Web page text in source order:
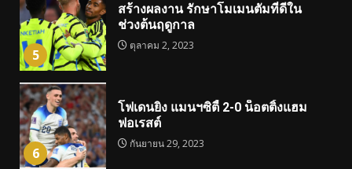
5
สร้างผลงาน รักษาโมเมนตัมที่ดีใน
ช่วงต้นฤดูกาล
ตุลาคม 2, 2023
6
โฟเดนยิง แมนฯซิตี้ 2-0 น็อตติ้งแฮม
ฟอเรสต์
กันยายน 29, 2023